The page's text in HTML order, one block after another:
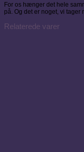
For os hænger det hele
på. Og det er noget, vi tager
Relaterede varer